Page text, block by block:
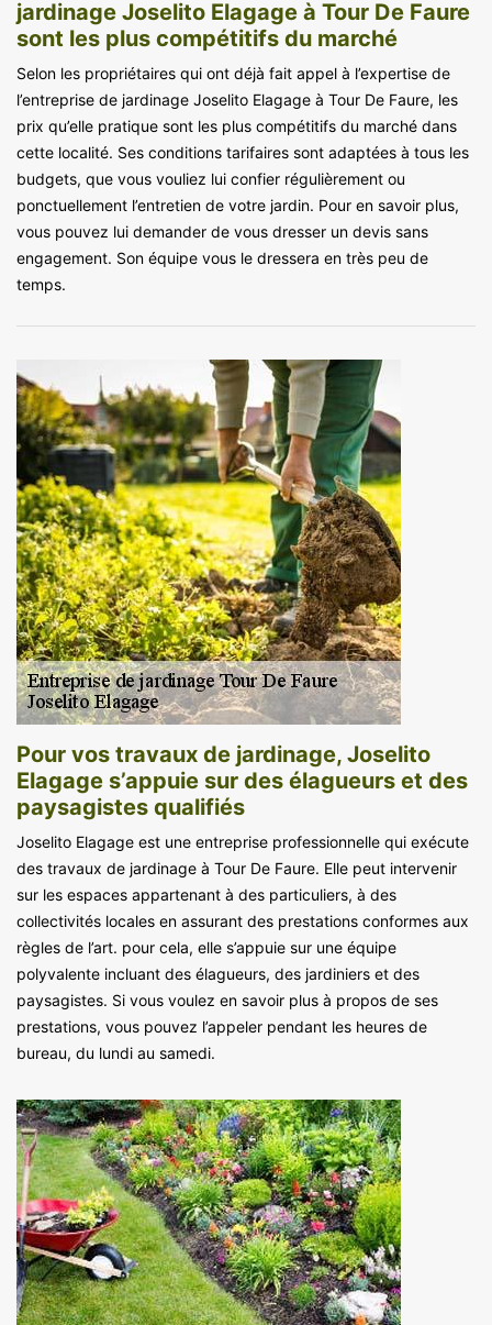
jardinage Joselito Elagage à Tour De Faure
sont les plus compétitifs du marché
Selon les propriétaires qui ont déjà fait appel à l’expertise de
l’entreprise de jardinage Joselito Elagage à Tour De Faure, les
prix qu’elle pratique sont les plus compétitifs du marché dans
cette localité. Ses conditions tarifaires sont adaptées à tous les
budgets, que vous vouliez lui confier régulièrement ou
ponctuellement l’entretien de votre jardin. Pour en savoir plus,
vous pouvez lui demander de vous dresser un devis sans
engagement. Son équipe vous le dressera en très peu de
temps.
Pour vos travaux de jardinage, Joselito
Elagage s’appuie sur des élagueurs et des
paysagistes qualifiés
Joselito Elagage est une entreprise professionnelle qui exécute
des travaux de jardinage à Tour De Faure. Elle peut intervenir
sur les espaces appartenant à des particuliers, à des
collectivités locales en assurant des prestations conformes aux
règles de l’art. pour cela, elle s’appuie sur une équipe
polyvalente incluant des élagueurs, des jardiniers et des
paysagistes. Si vous voulez en savoir plus à propos de ses
prestations, vous pouvez l’appeler pendant les heures de
bureau, du lundi au samedi.